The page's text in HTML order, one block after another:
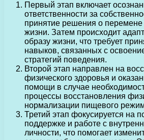
Первый этап включает
ответственности за
принятие решения о перемене
жизни. Затем происходит
образу жизни, что требует
навыков, связанных с
стратегий поведения.
Второй этап направлен на
физического здоровья и
помощи в случае
процессы восстановления
нормализации пищевого
Третий этап фокусируется на
поддержке и работе с
личности, что помогает